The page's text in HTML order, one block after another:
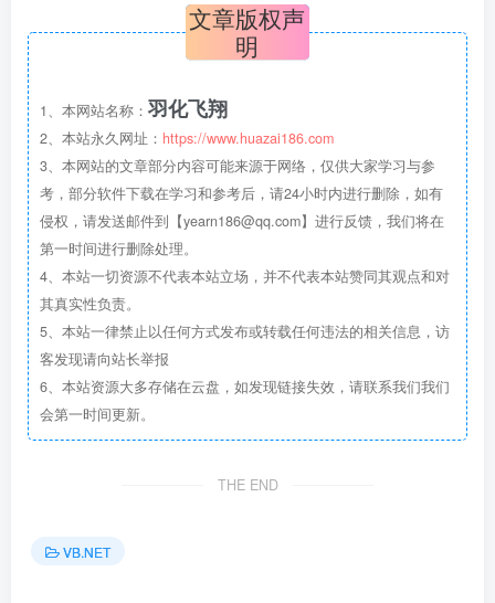
文章版权声
明
1、本网站名称： 羽化飞翔
2、本站永久网址： https://www.huazai186.com
3、本网站的文章部分内容可能来源于网络，仅供大家学习与参
考，部分软件下载在学习和参考后，请24小时内进行删除，如有
侵权，请发送邮件到【yearn186@qq.com】进行反馈，我们将在
第一时间进行删除处理。
4、本站一切资源不代表本站立场，并不代表本站赞同其观点和对
其真实性负责。
5、本站一律禁止以任何方式发布或转载任何违法的相关信息，访
客发现请向站长举报
6、本站资源大多存储在云盘，如发现链接失效，请联系我们我们
会第一时间更新。
THE END
VB.NET